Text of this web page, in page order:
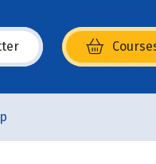
nouvelle fenêtre)